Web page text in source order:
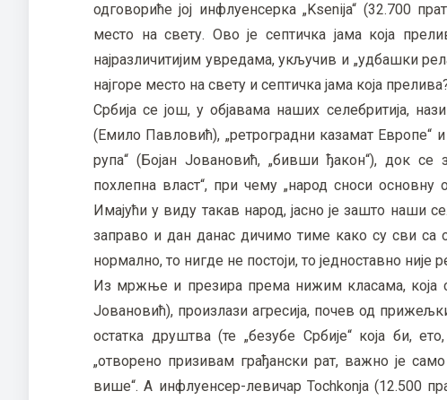
одговориће јој инфлуенсерка „Ksenija“ (32.700
место на свету. Ово је септичка јама која
најразличитијим увредама, укључив и „удбашки
најгоре место на свету и септичка јама која
Србија се још, у објавама наших селебритија,
(Емило Павловић), „ретроградни казамат Европе“
рупа“ (Бојан Јовановић, „бивши ђакон“), док
похлепна власт“, при чему „народ сноси
Имајући у виду такав народ, јасно је зашто наши
заправо и дан данас дичимо тиме како су сви
нормално, то нигде не постоји, то једноставно није
Из мржње и презира према нижим класама, која
Јовановић), произлази агресија, почев од
остатка друштва (те „безубе Србије“ која би,
„отворено призивам грађански рат, важно је
више“. А инфлуенсер-левичар Tochkonja (12.500